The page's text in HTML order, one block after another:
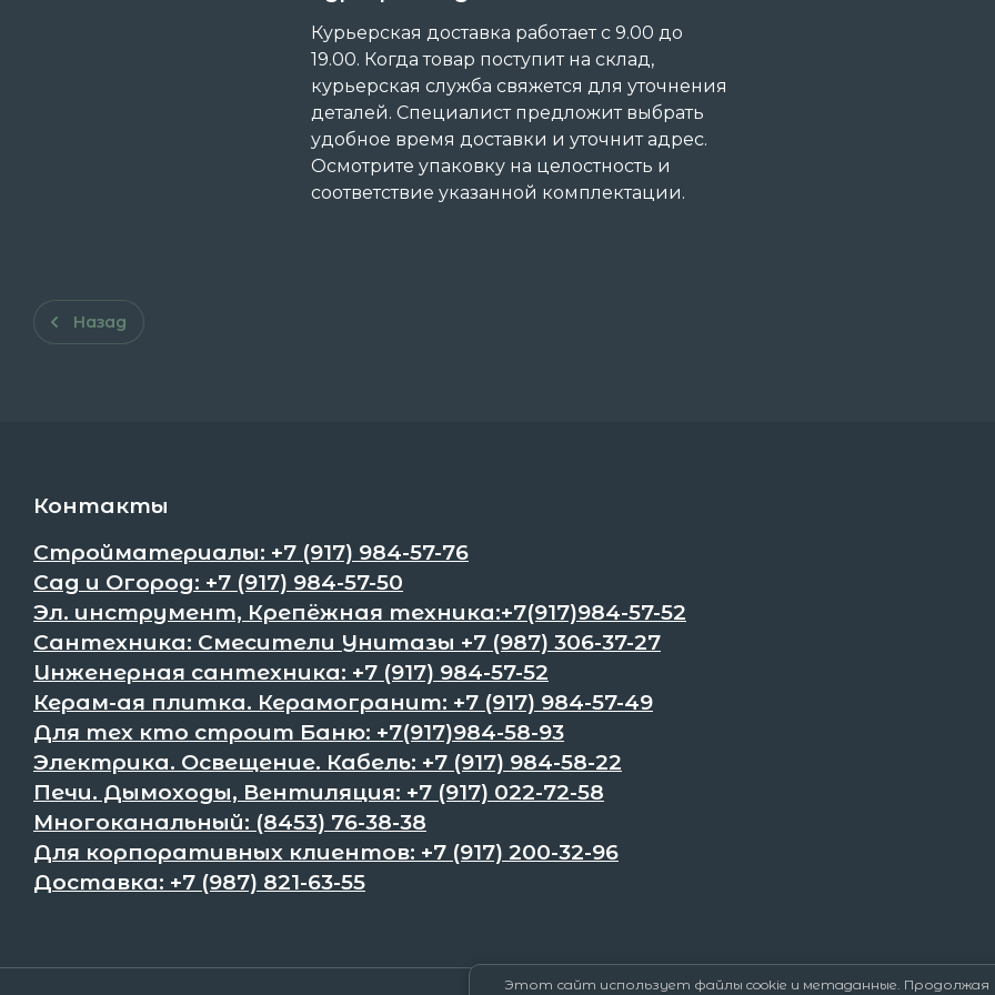
Курьерская доставка работает с 9.00 до
19.00. Когда товар поступит на склад,
курьерская служба свяжется для уточнения
деталей. Специалист предложит выбрать
удобное время доставки и уточнит адрес.
Осмотрите упаковку на целостность и
соответствие указанной комплектации.
Назад
Контакты
Стройматериалы: +7 (917) 984-57-76
Сад и Огород: +7 (917) 984-57-50
Эл. инструмент, Крепёжная техника:+7(917)984-57-52
Сантехника: Смесители Унитазы +7 (987) 306-37-27
Инженерная сантехника: +7 (917) 984-57-52
Керам-ая плитка. Керамогранит: +7 (917) 984-57-49
Для тех кто строит Баню: +7(917)984-58-93
Электрика. Освещение. Кабель: +7 (917) 984-58-22
Печи. Дымоходы, Вентиляция: +7 (917) 022-72-58
Многоканальный: (8453) 76-38-38
Для корпоративных клиентов: +7 (917) 200-32-96
Доставка: +7 (987) 821-63-55
Этот сайт использует файлы cookie и метаданные. Продолжая